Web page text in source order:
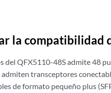
la compatibilidad
del QFX5110-48S admite 48
admiten transceptores
de formato pequeño plus